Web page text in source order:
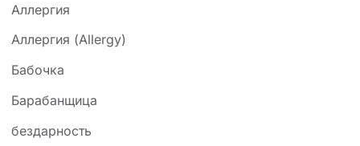
контрастируют с финальным «от пули умирают
быстро» — здесь гибель перестаёт пугать, потому
что она происходит вместе.
Аллергия
Аллергия (Allergy)
Бабочка
Барабанщица
бездарность